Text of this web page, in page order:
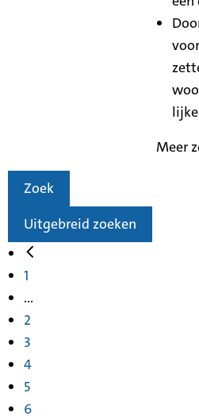
Meer
Zoek
Uitgebreid zoeken
1
...
2
3
4
5
6